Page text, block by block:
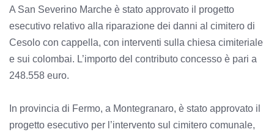
A San Severino Marche è stato approvato il progetto
esecutivo relativo alla riparazione dei danni al cimitero di
Cesolo con cappella, con interventi sulla chiesa cimiteriale
e sui colombai. L’importo del contributo concesso è pari a
248.558 euro.
In provincia di Fermo, a Montegranaro, è stato approvato il
progetto esecutivo per l’intervento sul cimitero comunale,